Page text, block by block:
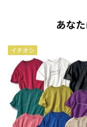
あな
イチオシ